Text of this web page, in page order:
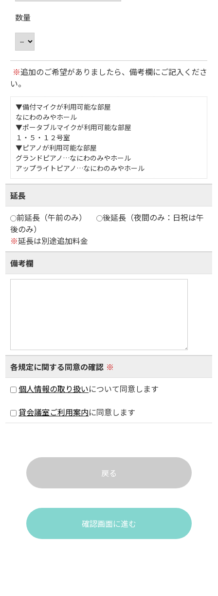
数量
※追加のご希望がありましたら、備考欄にご記入くださ
い。
▼備付マイクが利用可能な部屋
なにわのみやホール
▼ポータブルマイクが利用可能な部屋
１・５・１２号室
▼ピアノが利用可能な部屋
グランドピアノ…なにわのみやホール
アップライトピアノ…なにわのみやホール
延長
前延長（午前のみ）
後延長（夜間のみ：日祝は午
後のみ）
※延長は別途追加料金
備考欄
各規定に関する同意の確認 ※
個人情報の取り扱いについて同意します
貸会議室ご利用案内に同意します
戻る
確認画面に進む